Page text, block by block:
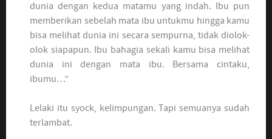
dunia dengan kedua matamu yang indah. Ibu pun
memberikan sebelah mata ibu untukmu hingga kamu
bisa melihat dunia ini secara sempurna, tidak diolok-
olok siapapun. Ibu bahagia sekali kamu bisa melihat
dunia ini dengan mata ibu. Bersama cintaku,
ibumu…”
Lelaki itu syock, kelimpungan. Tapi semuanya sudah
terlambat.